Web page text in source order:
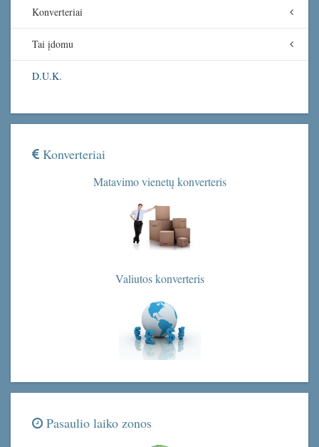
Konverteriai
Tai įdomu
D.U.K.
Konverteriai
Matavimo vienetų konverteris
Valiutos konverteris
Pasaulio laiko zonos